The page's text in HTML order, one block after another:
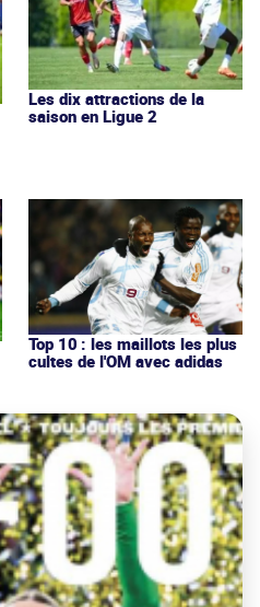
Les dix attractions de la
saison en Ligue 2
Top 10 : les maillots les plus
cultes de l'OM avec adidas